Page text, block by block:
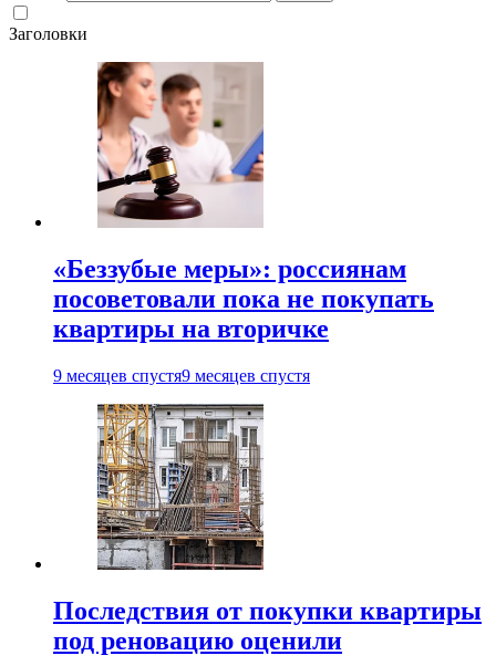
Заголовки
«Беззубые меры»: россиянам
посоветовали пока не покупать
квартиры на вторичке
9 месяцев спустя9 месяцев спустя
Последствия от покупки квартиры
под реновацию оценили